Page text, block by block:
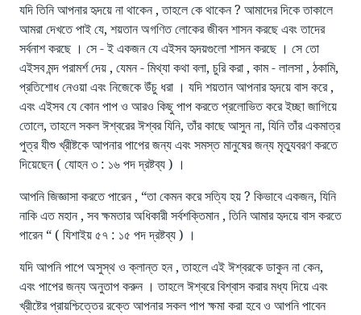
যদি তিনি আপনার হৃদয়ে না থাকেন , তাহলে কে থাকেন ? আমাদের দিকে তাকালে
আমরা দেখতে পাই যে, শয়তান অগণিত লোকের জীবন শাসন করছে এবং তাদের
সর্বনাশ করছে । সে - ই একজন যে এইসব হৃদয়গুলো শাসন করছে । সে তো
এইসব মন্দ পরামর্শ দেয় , যেমন - মিথ্যা কথা বলা, চুরি করা , কাম - লালসা , ঠকামি,
প্রতিশোধ নেওয়া এবং নিজেকে উঁচু ধরা । যদি শয়তান আপনার হৃদয়ে বাস করে ,
এবং এইসব যে কোন পাপ ও আরও কিছু পাপ করতে প্রলোভিত করে ইচ্ছা জাগিয়ে
তোলে, তাহলে সকল ঈশ্বরের ঈশ্বর যিনি, তাঁর কাছে আসুন না, যিনি তাঁর একমাত্র
পুত্র যীশু খ্রীষ্টকে আপনার পাপের জন্য এবং সমস্ত মানুষের জন্য মৃত্যুবরণ করতে
দিয়েছেন ( যোহন ৩ : ১৬ পদ দ্রষ্টব্য ) ।
আপনি জিজ্ঞাসা করতে পারেন , “তা কেমন করে সত্যি হয় ? কিভাবে একজন, যিনি
নাকি এত মহান , সব ক্ষমতার অধিকারী সর্বশক্তিমান , তিনি আমার হৃদয়ে বাস করতে
পারেন “ ( যিশাইয় ৫৭ : ১৫ পদ দ্রষ্টব্য ) ।
যদি আপনি পাপে অসুস্থ ও ক্লান্ত হন , তাহলে এই ঈশ্বরকে ডাকুন না কেন,
এবং পাপের জন্য অনুতাপ করুন । তাহলে ঈশ্বরে বিশ্বাস করার মধ্য দিয়ে এবং
খ্রীষ্টের প্রায়শ্চিত্তের রক্তে আপনার সকল পাপ ক্ষমা করা হবে ও আপনি পাবেন